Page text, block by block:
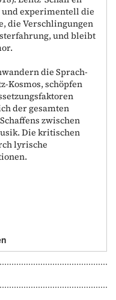
experimentell die
die Verschlingungen
und bleibt
die Sprach-
Kosmos, schöpfen
der gesamten
zwischen
Die kritischen
lyrische